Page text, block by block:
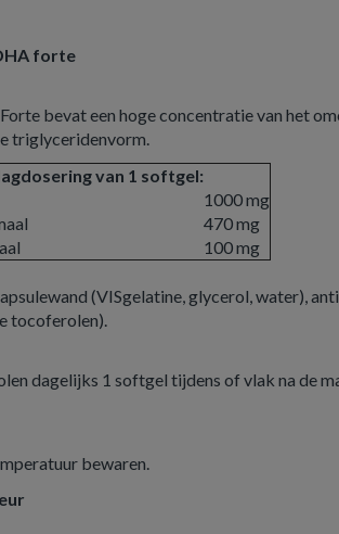
forte
bevat een hoge concentratie van het
triglyceridenvorm.
van 1 softgel:
1000 mg
470 mg
100 mg
(VISgelatine, glycerol, water),
tocoferolen).
dagelijks 1 softgel tijdens of vlak na de
bewaren.